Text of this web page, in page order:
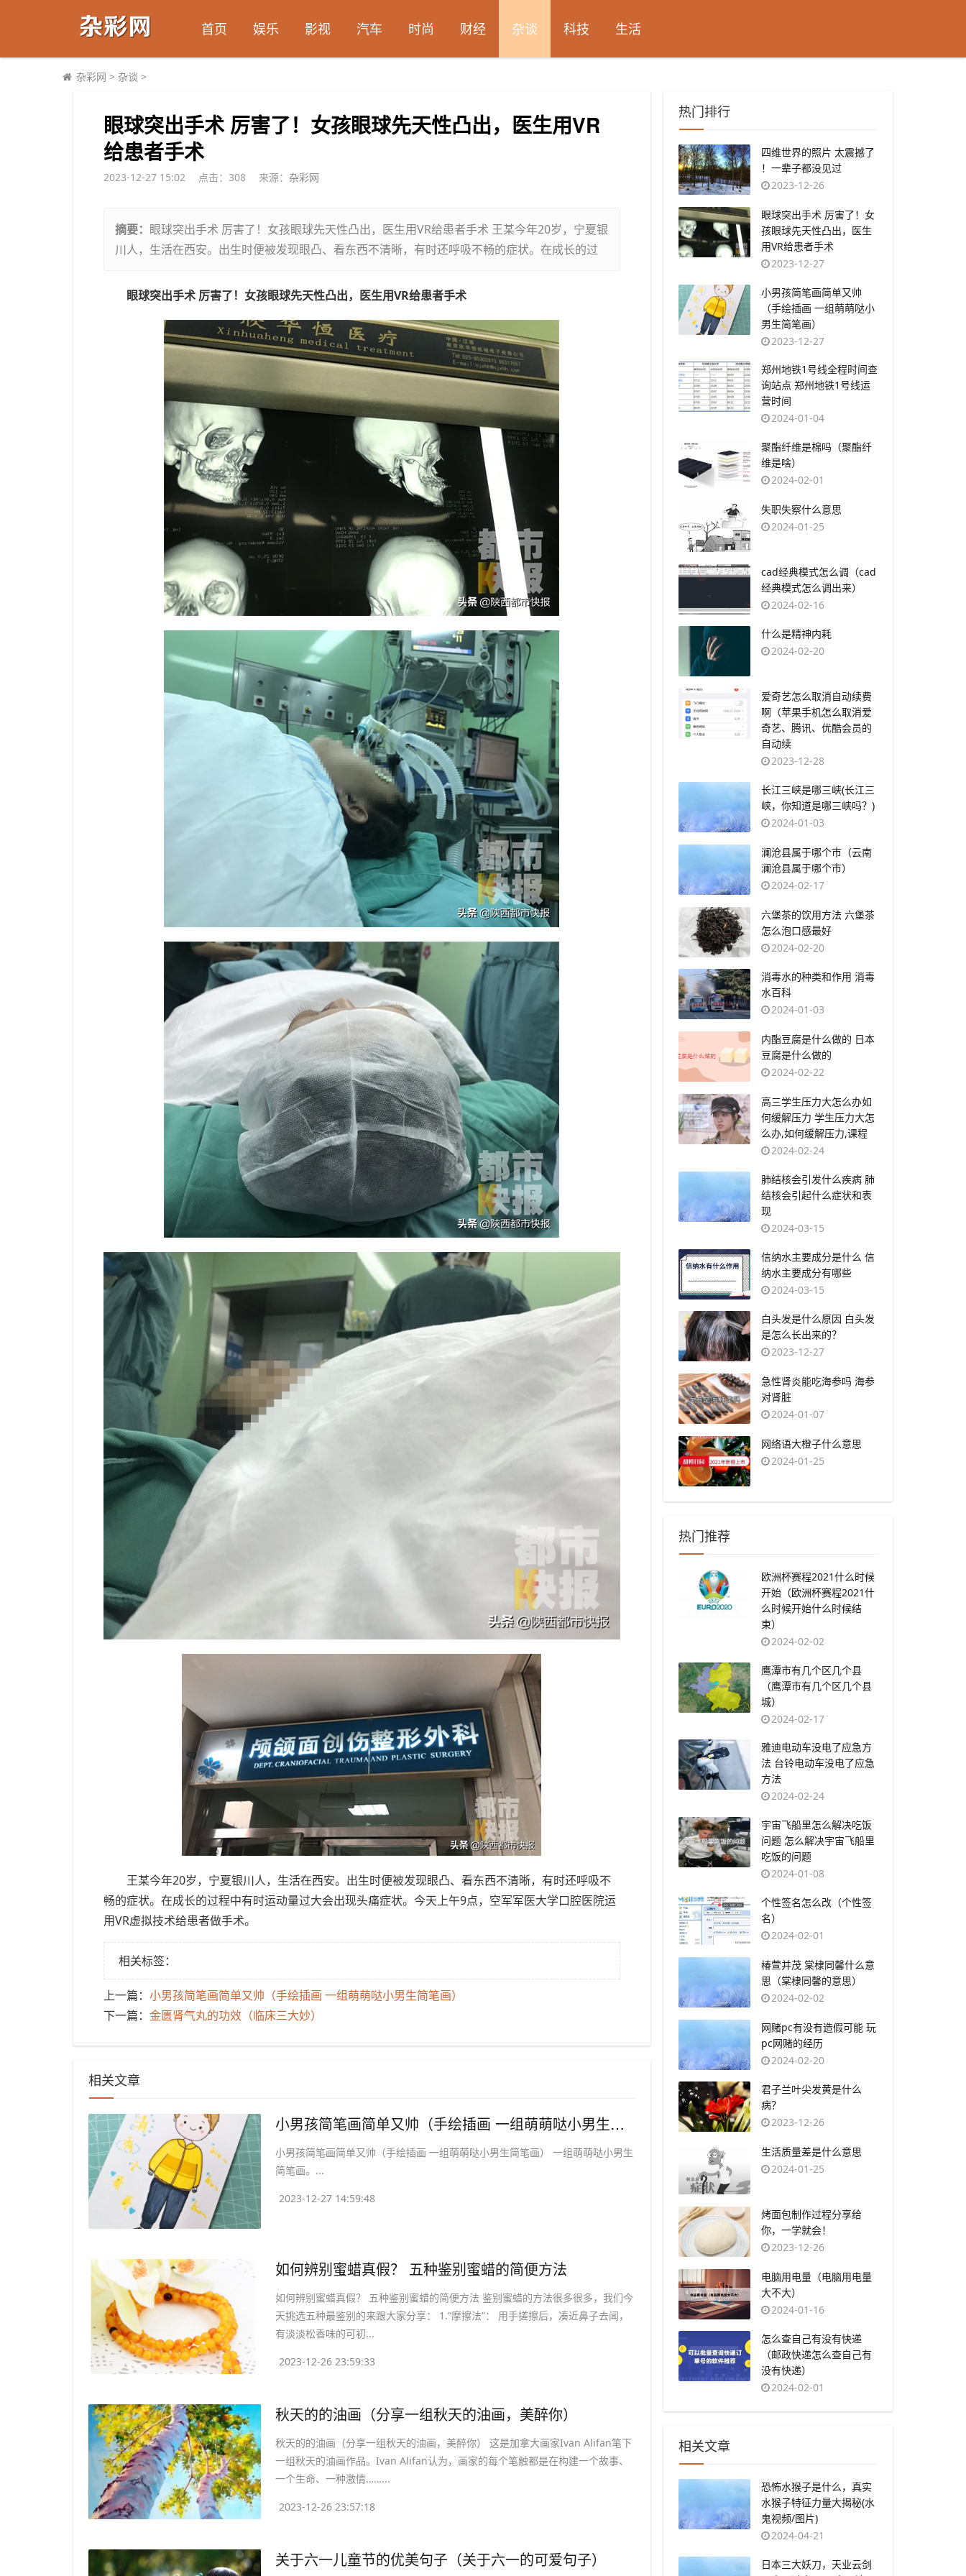
首页 娱乐 影视 汽车 时尚 财经 杂谈 科技 生活
杂彩网 > 杂谈 >
​眼球突出手术 厉害了！女孩眼球先天性凸出，医生用VR
给患者手术
2023-12-27 15:02 点击： 308 来源： 杂彩网
摘要： 眼球突出手术 厉害了！女孩眼球先天性凸出，医生用VR给患者手术 王某今年20岁，宁夏银
川人，生活在西安。出生时便被发现眼凸、看东西不清晰，有时还呼吸不畅的症状。在成长的过
眼球突出手术 厉害了！女孩眼球先天性凸出，医生用VR给患者手术
王某今年20岁，宁夏银川人，生活在西安。出生时便被发现眼凸、看东西不清晰，有时还呼吸不
畅的症状。在成长的过程中有时运动量过大会出现头痛症状。今天上午9点，空军军医大学口腔医院运
用VR虚拟技术给患者做手术。
相关标签：
上一篇： ​小男孩简笔画简单又帅（手绘插画 一组萌萌哒小男生简笔画）
下一篇： ​金匮肾气丸的功效（临床三大妙）
相关文章
​小男孩简笔画简单又帅（手绘插画 一组萌萌哒小男生简笔画）
小男孩简笔画简单又帅（手绘插画 一组萌萌哒小男生简笔画） 一组萌萌哒小男生
简笔画。...
2023-12-27 14:59:48
​如何辨别蜜蜡真假？ 五种鉴别蜜蜡的简便方法
如何辨别蜜蜡真假？ 五种鉴别蜜蜡的简便方法 鉴别蜜蜡的方法很多很多，我们今
天挑选五种最鉴别的来跟大家分享： 1.“摩擦法”： 用手搓擦后，凑近鼻子去闻，
有淡淡松香味的可初...
2023-12-26 23:59:33
​秋天的的油画（分享一组秋天的油画，美醉你）
秋天的的油画（分享一组秋天的油画，美醉你） 这是加拿大画家Ivan Alifan笔下
一组秋天的油画作品。Ivan Alifan认为，画家的每个笔触都是在构建一个故事、
一个生命、一种激情……...
2023-12-26 23:57:18
​关于六一儿童节的优美句子（关于六一的可爱句子）
热门排行
​四维世界的照片 太震撼了
！一辈子都没见过
2023-12-26
​眼球突出手术 厉害了！女
孩眼球先天性凸出，医生
用VR给患者手术
2023-12-27
​小男孩简笔画简单又帅
（手绘插画 一组萌萌哒小
男生简笔画）
2023-12-27
​郑州地铁1号线全程时间查
询站点 郑州地铁1号线运
营时间
2024-01-04
​聚酯纤维是棉吗（聚酯纤
维是啥）
2024-02-01
​失职失察什么意思
2024-01-25
​cad经典模式怎么调（cad
经典模式怎么调出来）
2024-02-16
​什么是精神内耗
2024-02-20
​爱奇艺怎么取消自动续费
啊（苹果手机怎么取消爱
奇艺、腾讯、优酷会员的
自动续
2023-12-28
​长江三峡是哪三峡(长江三
峡，你知道是哪三峡吗？)
2024-01-03
​澜沧县属于哪个市（云南
澜沧县属于哪个市）
2024-02-17
​六堡茶的饮用方法 六堡茶
怎么泡口感最好
2024-02-20
​消毒水的种类和作用 消毒
水百科
2024-01-03
​内酯豆腐是什么做的 日本
豆腐是什么做的
2024-02-22
​高三学生压力大怎么办如
何缓解压力 学生压力大怎
么办,如何缓解压力,课程
2024-02-24
​肺结核会引发什么疾病 肺
结核会引起什么症状和表
现
2024-03-15
​信纳水主要成分是什么 信
纳水主要成分有哪些
2024-03-15
​白头发是什么原因 白头发
是怎么长出来的？
2023-12-27
​急性肾炎能吃海参吗 海参
对肾脏
2024-01-07
​网络语大橙子什么意思
2024-01-25
热门推荐
​欧洲杯赛程2021什么时候
开始（欧洲杯赛程2021什
么时候开始什么时候结
束）
2024-02-02
​鹰潭市有几个区几个县
（鹰潭市有几个区几个县
城）
2024-02-17
​雅迪电动车没电了应急方
法 台铃电动车没电了应急
方法
2024-02-24
​宇宙飞船里怎么解决吃饭
问题 怎么解决宇宙飞船里
吃饭的问题
2024-01-08
​个性签名怎么改（个性签
名）
2024-02-01
​椿萱并茂 棠棣同馨什么意
思（棠棣同馨的意思）
2024-02-02
​网赌pc有没有造假可能 玩
pc网赌的经历
2024-02-20
​君子兰叶尖发黄是什么
病？
2023-12-26
​生活质量差是什么意思
2024-01-25
​烤面包制作过程分享给
你，一学就会！
2023-12-26
​电脑用电量（电脑用电量
大不大）
2024-01-16
​怎么查自己有没有快递
（邮政快递怎么查自己有
没有快递）
2024-02-01
相关文章
恐怖水猴子是什么，真实
水猴子特征力量大揭秘(水
鬼视频/图片)
2024-04-21
日本三大妖刀，天业云剑